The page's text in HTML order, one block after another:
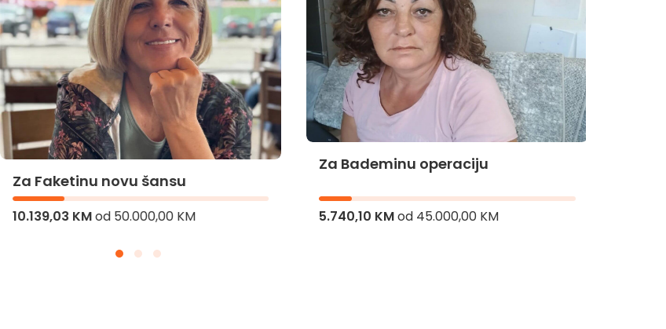
Za Faketinu novu šansu
10.139,03 KMod50.000,00 KM
Za Bademinu operaciju
5.740,10 KMod 45.000,00 KM